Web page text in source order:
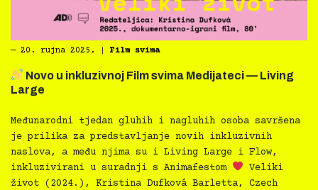
― 20. rujna 2025. Film svima
Novo u inkluzivnoj Film svima Medijateci — Living
Large
Međunarodni tjedan gluhih i nagluhih osoba savršena
je prilika za predstavljanje novih inkluzivnih
naslova, a među njima su i Living Large i Flow,
inkluzivirani u suradnji s Animafestom
Veliki
život (2024.), Kristina Dufková Barletta, Czech